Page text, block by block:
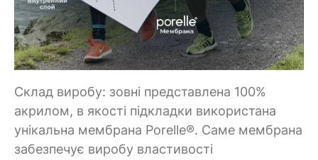
Склад виробу: зовні представлена 100%
акрилом, в якості підкладки використана
унікальна мембрана Porelle®. Саме мембрана
забезпечує виробу властивості